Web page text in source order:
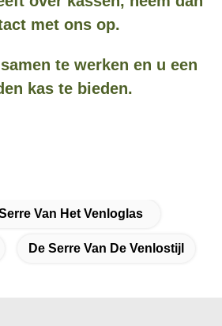
met ons op.
te werken en u een
kas te bieden.
Van Het Venloglas
De Serre Van De Venlostijl